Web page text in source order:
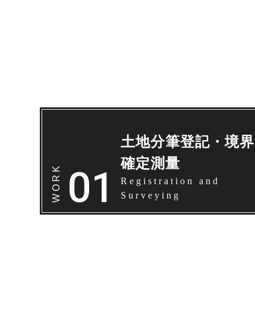
土地分筆登記・境界
確定測量
Registration and
Surveying